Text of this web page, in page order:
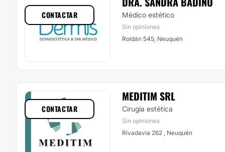
Médico estético
Sin opiniones
Roldán 545, Neuquén
CONTACTAR
MEDITIM SRL
Cirugía estética
Sin opiniones
Rivadavia 262 , Neuquén
CONTACTAR